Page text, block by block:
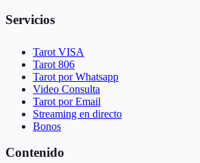
Servicios
Tarot VISA
Tarot 806
Tarot por Whatsapp
Video Consulta
Tarot por Email
Streaming en directo
Bonos
Contenido